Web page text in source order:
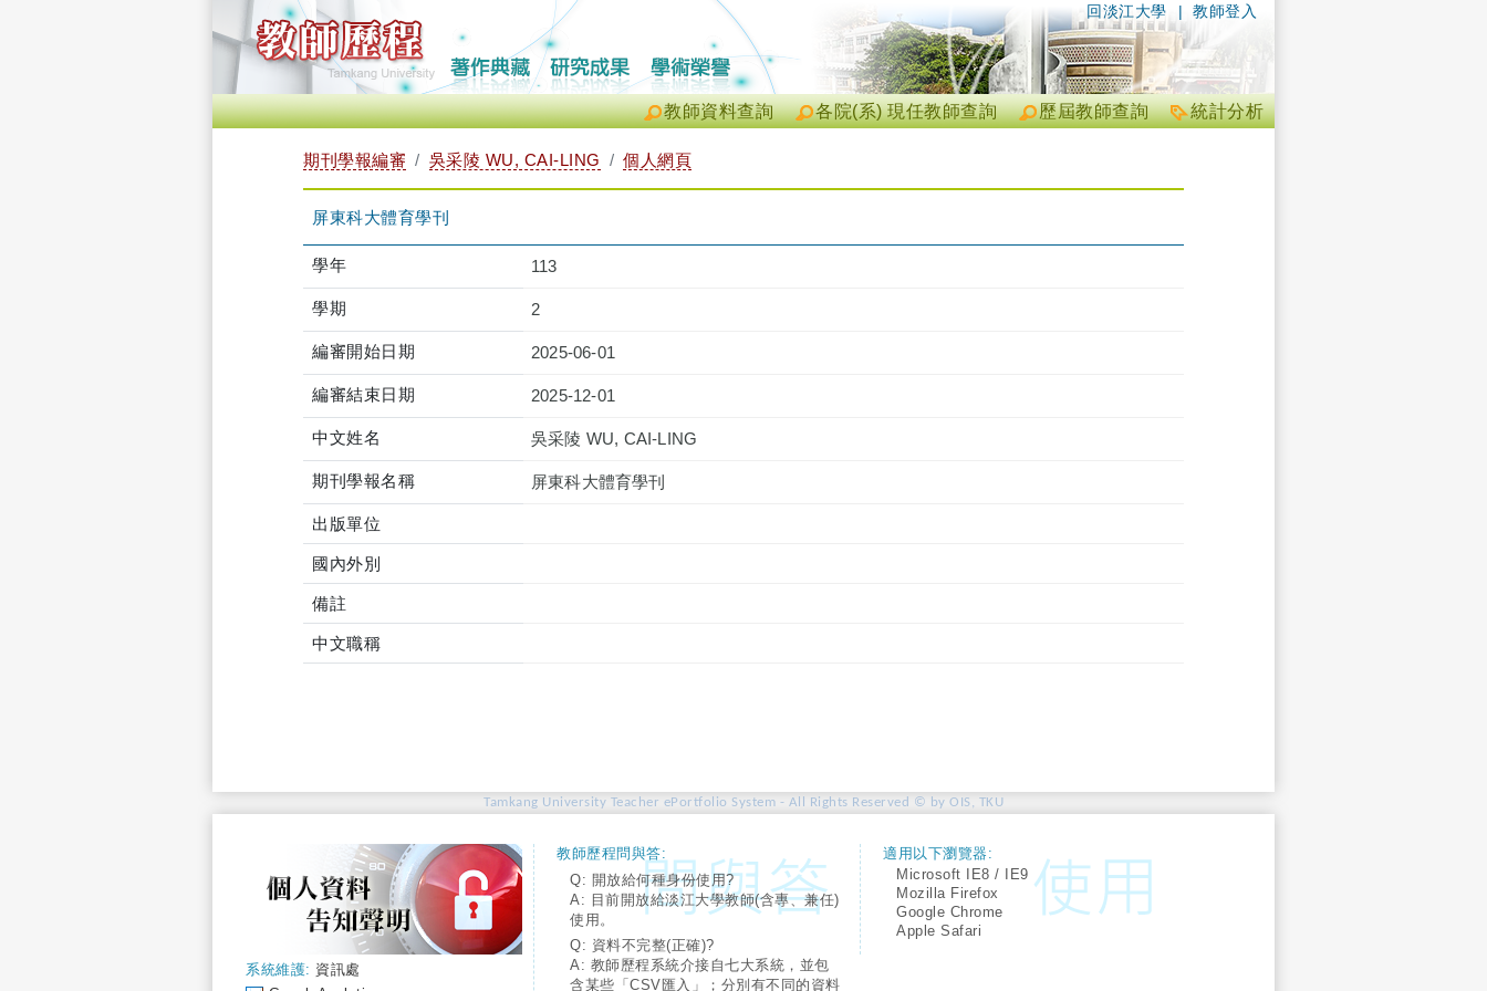
| 教師登入
回淡江大學
統計分析
歷屆教師查詢
各院(系) 現任教師查詢
教師資料查詢
期刊學報編審 吳采陵 WU, CAI-LING 個人網頁
屏東科大體育學刊
學年 113
學期 2
編審開始日期 2025-06-01
編審結束日期 2025-12-01
中文姓名 吳采陵 WU, CAI-LING
期刊學報名稱 屏東科大體育學刊
出版單位
國內外別
備註
中文職稱
Tamkang University Teacher ePortfolio System - All Rights Reserved © by OIS, TKU
系統維護: 資訊處
教師歷程問與答:
Q: 開放給何種身份使用?
A: 目前開放給淡江大學教師(含專、兼任)
使用。
Q: 資料不完整(正確)?
A: 教師歷程系統介接自七大系統，並包
含某些「CSV匯入」；分別有不同的資料
適用以下瀏覽器:
Microsoft IE8 / IE9
Mozilla Firefox
Google Chrome
Apple Safari